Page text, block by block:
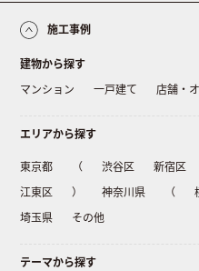
施工事例
建物から探す
マンション
一戸建て 店舗・
エリアから探す
東京都 （ 渋谷区 新宿区
江東区
） 神奈川県 （
埼玉県
その他
テーマから探す